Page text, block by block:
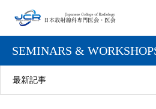
SEMINARS &
最新記事